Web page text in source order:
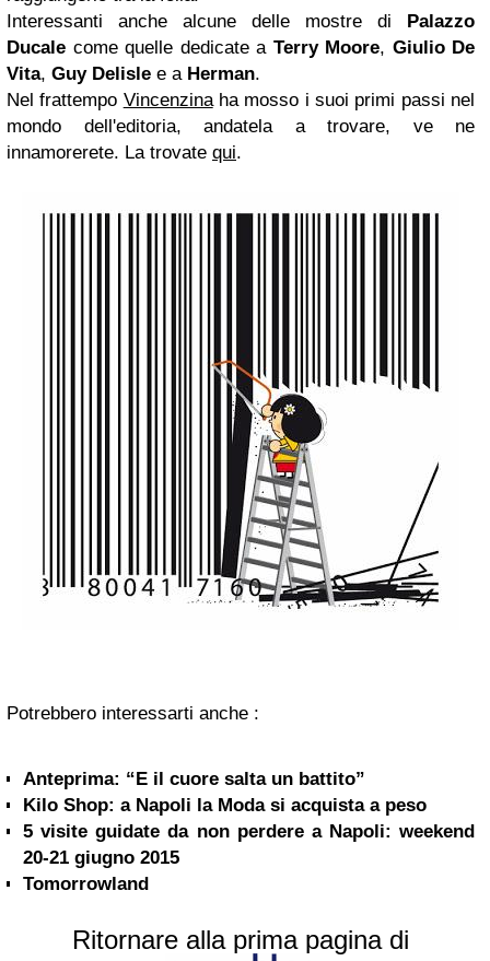
Interessanti anche alcune delle mostre di Palazzo
Ducale come quelle dedicate a Terry Moore, Giulio De
Vita, Guy Delisle e a Herman.
Nel frattempo Vincenzinaha mosso i suoi primi passi nel
mondo dell'editoria, andatela a trovare, ve ne
innamorerete. La trovate qui.
Potrebbero interessarti anche :
Anteprima: “E il cuore salta un battito”
Kilo Shop: a Napoli la Moda si acquista a peso
5 visite guidate da non perdere a Napoli: weekend
20-21 giugno 2015
Tomorrowland
Ritornare alla prima pagina di